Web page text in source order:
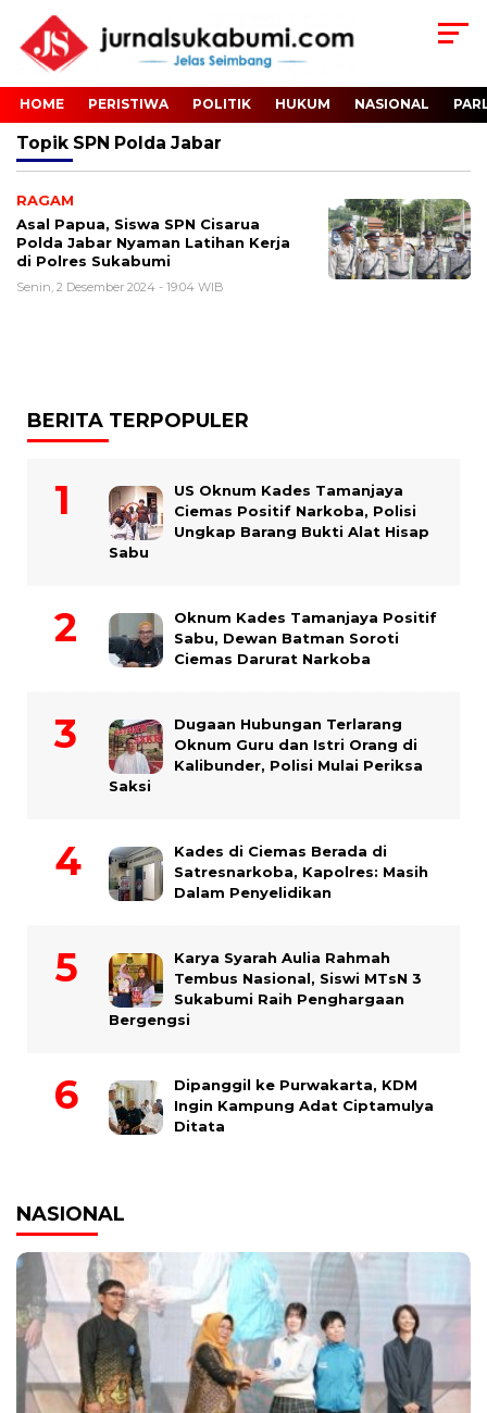
HOME PERISTIWA POLITIK HUKUM NASIONAL
Topik SPN Polda Jabar
RAGAM
Asal Papua, Siswa SPN Cisarua
Polda Jabar Nyaman Latihan Kerja
di Polres Sukabumi
Senin, 2 Desember 2024 - 19:04 WIB
BERITA TERPOPULER
US Oknum Kades Tamanjaya
Ciemas Positif Narkoba, Polisi
Ungkap Barang Bukti Alat Hisap
Sabu
Oknum Kades Tamanjaya Positif
Sabu, Dewan Batman Soroti
Ciemas Darurat Narkoba
Dugaan Hubungan Terlarang
Oknum Guru dan Istri Orang di
Kalibunder, Polisi Mulai Periksa
Saksi
Kades di Ciemas Berada di
Satresnarkoba, Kapolres: Masih
Dalam Penyelidikan
Karya Syarah Aulia Rahmah
Tembus Nasional, Siswi MTsN 3
Sukabumi Raih Penghargaan
Bergengsi
Dipanggil ke Purwakarta, KDM
Ingin Kampung Adat Ciptamulya
Ditata
NASIONAL